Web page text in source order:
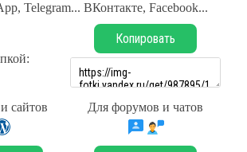
Telegram... ВКонтакте, Facebook...
Копировать
сайтов Для форумов и чатов